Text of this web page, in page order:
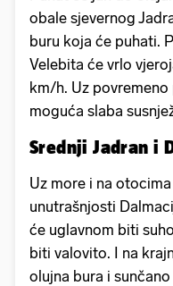
obale sjevernog
buru koja će puhati.
Velebita će vrlo
km/h. Uz
moguća slaba
Srednji Jadran i
Uz more i na
unutrašnjosti
će uglavnom biti
biti valovito. I na
olujna bura i